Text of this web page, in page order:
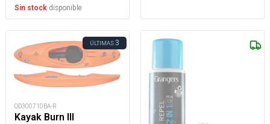
Sin stock disponible
ÚLTIMAS3
OD300710BA-R
Kayak Burn III